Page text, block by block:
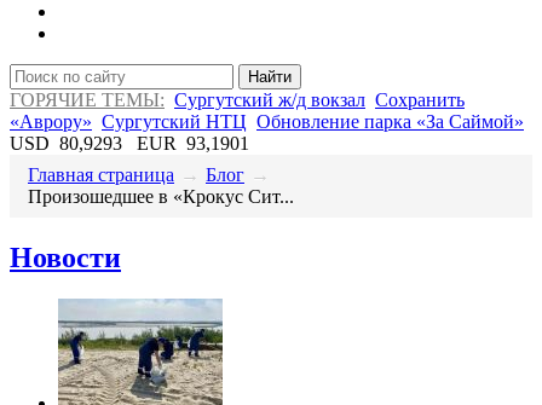
Найти
ГОРЯЧИЕ ТЕМЫ: Сургутский ж/д вокзал Сохранить
«Аврору» Сургутский НТЦ Обновление парка «За Саймой»
USD 80,9293 EUR 93,1901
Главная страница → Блог →
Произошедшее в «Крокус Сит...
Новости